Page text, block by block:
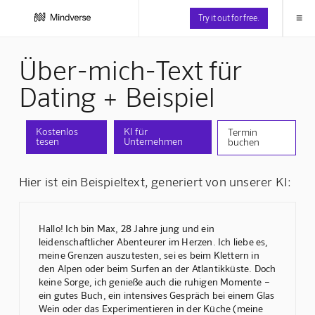
Try it out for free. ≡
Über-mich-Text für
Dating + Beispiel
Kostenlos
tesen
KI für
Unternehmen
Termin
buchen
Hier ist ein Beispieltext, generiert von unserer KI:
Hallo! Ich bin Max, 28 Jahre jung und ein
leidenschaftlicher Abenteurer im Herzen. Ich liebe es,
meine Grenzen auszutesten, sei es beim Klettern in
den Alpen oder beim Surfen an der Atlantikküste. Doch
keine Sorge, ich genieße auch die ruhigen Momente –
ein gutes Buch, ein intensives Gespräch bei einem Glas
Wein oder das Experimentieren in der Küche (meine